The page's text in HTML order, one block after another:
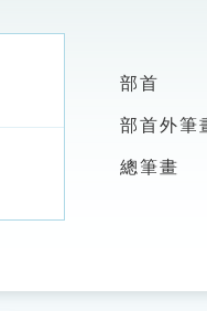
圖
部首
部首外筆
總筆畫